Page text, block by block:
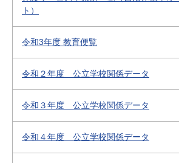
ト）
令和3年度 教育便覧
令和２年度 公立学校関係データ
令和３年度 公立学校関係データ
令和４年度 公立学校関係データ